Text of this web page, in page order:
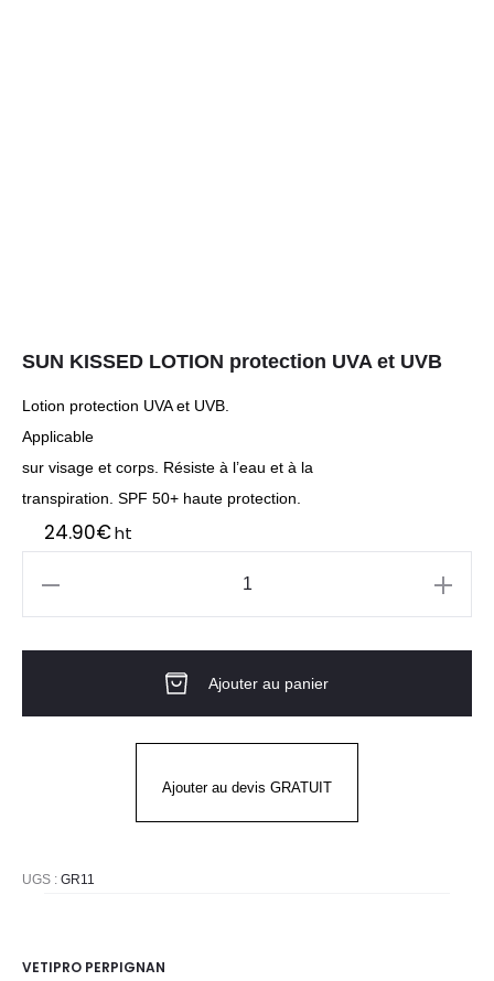
SUN KISSED LOTION protection UVA et UVB
Lotion protection UVA et UVB.
Applicable
sur visage et corps. Résiste à l’eau et à la
transpiration. SPF 50+ haute protection.
24.90€ht
LOTION
Ajouter au panier
Ajouter au devis GRATUIT
UGS : GR11
VETIPRO PERPIGNAN